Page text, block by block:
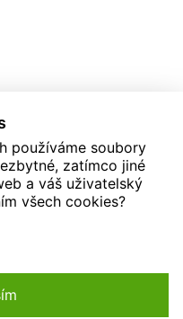
používáme soubory
zatímco jiné
a váš uživatelský
všech cookies?